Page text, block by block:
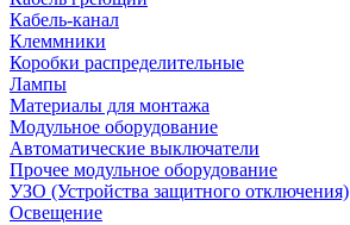
Кабель-канал
Клеммники
Коробки распределительные
Лампы
Материалы для монтажа
Модульное оборудование
Автоматические выключатели
Прочее модульное оборудование
УЗО (Устройства защитного отключения)
Освещение